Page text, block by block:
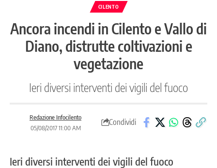
CILENTO
Ancora incendi in Cilento e Vallo di
Diano, distrutte coltivazioni e
vegetazione
Ieri diversi interventi dei vigili del fuoco
Redazione Infocilento
05/08/2017 11:00 AM
Condividi
Ieri diversi interventi dei vigili del fuoco